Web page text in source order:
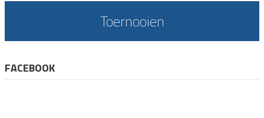
Toernooien
FACEBOOK